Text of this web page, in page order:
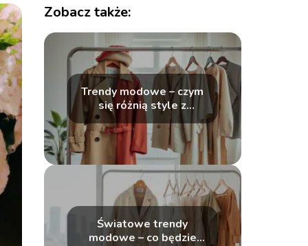
Zobacz także:
Trendy modowe – czym
się różnią style z
kolejnych lat?
Światowe trendy
modowe – co będzie